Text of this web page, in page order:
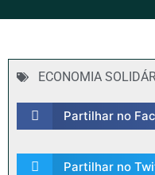
ECONOMIA
Partilhar no
Partilhar no